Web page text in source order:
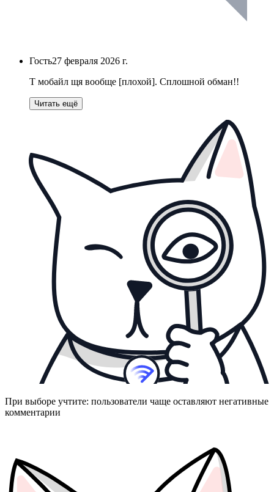
Гость27 февраля 2026 г.
Т мобайл щя вообще [плохой]. Сплошной обман!!
Читать ещё
При выборе учтите: пользователи чаще оставляют негативные
комментарии